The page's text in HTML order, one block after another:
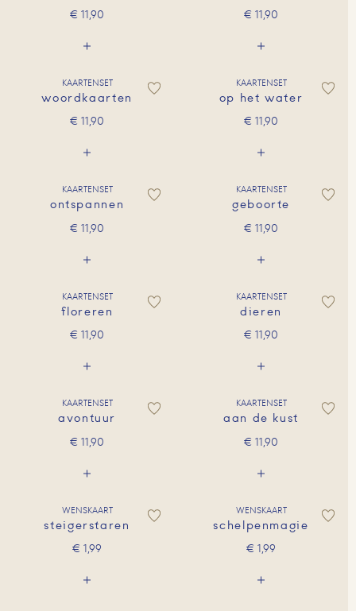
€ 11,90 € 11,90
KAARTENSET
woordkaarten
€ 11,90
KAARTENSET
op het water
€ 11,90
KAARTENSET
ontspannen
€ 11,90
KAARTENSET
geboorte
€ 11,90
KAARTENSET
floreren
€ 11,90
KAARTENSET
dieren
€ 11,90
KAARTENSET
avontuur
€ 11,90
KAARTENSET
aan de kust
€ 11,90
WENSKAART
steigerstaren
€ 1,99
WENSKAART
schelpenmagie
€ 1,99